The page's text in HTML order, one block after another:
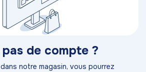
pas de compte ?
notre magasin, vous pourrez